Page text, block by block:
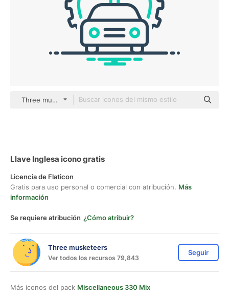
Three musketeers outline
Llave Inglesa icono gratis
Licencia de Flaticon
Gratis para uso personal o comercial con atribución. Más
información
Se requiere atribución ¿Cómo atribuir?
Three musketeers
Ver todos los recursos 79,843
Seguir
Más iconos del pack Miscellaneous 330 Mix